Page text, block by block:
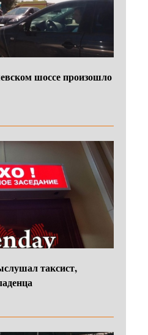
шоссе произошло
таксист,